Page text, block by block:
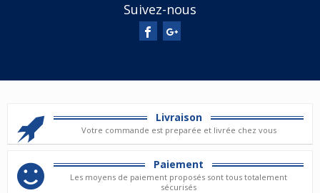
Suivez-nous
Livraison
Votre commande est preparée et livrée chez vous
Paiement
Les moyens de paiement proposés sont tous totalement
sécurisés